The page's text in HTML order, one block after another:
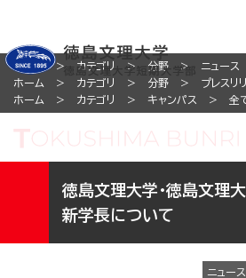
ホーム カテゴリ 分野
ニュース
ホーム
カテゴリ 分野
プレスリ
ホーム
カテゴリ キャンパス 全
徳島文理大学・徳島文理
新学長について
ニュース